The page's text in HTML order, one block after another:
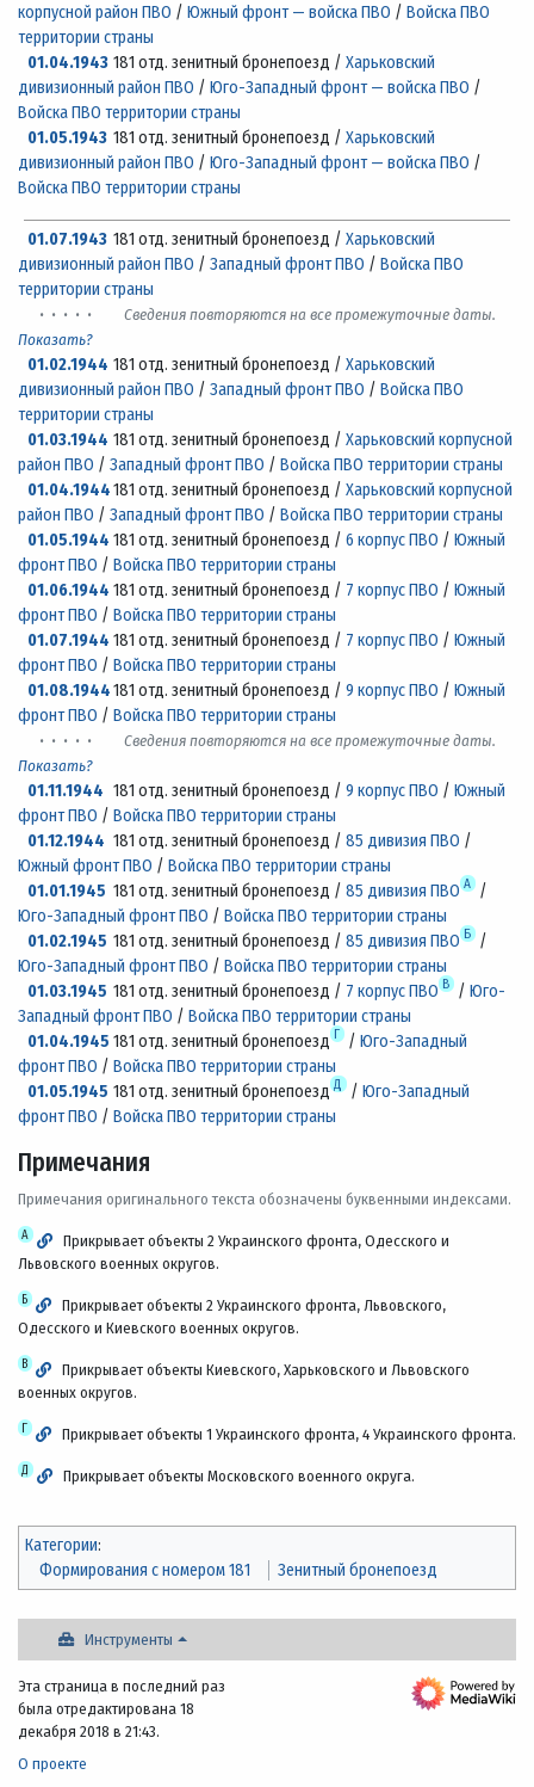
корпусной район ПВО / Южный фронт — войска ПВО / Войска ПВО
территории страны
01.04.1943181 отд. зенитный бронепоезд /Харьковский
дивизионный район ПВО / Юго-Западный фронт — войска ПВО /
Войска ПВО территории страны
01.05.1943181 отд. зенитный бронепоезд /Харьковский
дивизионный район ПВО / Юго-Западный фронт — войска ПВО /
Войска ПВО территории страны
01.07.1943181 отд. зенитный бронепоезд /Харьковский
дивизионный район ПВО / Западный фронт ПВО / Войска ПВО
территории страны
· · · · ·
Сведения повторяются на все промежуточные даты.
Показать?
01.02.1944181 отд. зенитный бронепоезд /Харьковский
дивизионный район ПВО / Западный фронт ПВО / Войска ПВО
территории страны
01.03.1944181 отд. зенитный бронепоезд /Харьковский корпусной
район ПВО / Западный фронт ПВО / Войска ПВО территории страны
01.04.1944181 отд. зенитный бронепоезд /Харьковский корпусной
район ПВО / Западный фронт ПВО / Войска ПВО территории страны
01.05.1944181 отд. зенитный бронепоезд /6 корпус ПВО /Южный
фронт ПВО / Войска ПВО территории страны
01.06.1944181 отд. зенитный бронепоезд / 7 корпус ПВО /Южный
фронт ПВО / Войска ПВО территории страны
01.07.1944181 отд. зенитный бронепоезд / 7 корпус ПВО /Южный
фронт ПВО / Войска ПВО территории страны
01.08.1944181 отд. зенитный бронепоезд /9 корпус ПВО /Южный
фронт ПВО / Войска ПВО территории страны
· · · · ·
Сведения повторяются на все промежуточные даты.
Показать?
01.11.1944 181 отд. зенитный бронепоезд /9 корпус ПВО /Южный
фронт ПВО / Войска ПВО территории страны
01.12.1944181 отд. зенитный бронепоезд /85 дивизия ПВО /
Южный фронт ПВО / Войска ПВО территории страны
01.01.1945181 отд. зенитный бронепоезд /85 дивизия ПВО А
/
Юго-Западный фронт ПВО / Войска ПВО территории страны
01.02.1945181 отд. зенитный бронепоезд /85 дивизия ПВО Б
/
Юго-Западный фронт ПВО / Войска ПВО территории страны
01.03.1945181 отд. зенитный бронепоезд / 7 корпус ПВО В /Юго-
Западный фронт ПВО / Войска ПВО территории страны
01.04.1945181 отд. зенитный бронепоезд Г /Юго-Западный
фронт ПВО / Войска ПВО территории страны
01.05.1945181 отд. зенитный бронепоезд Д /Юго-Западный
фронт ПВО / Войска ПВО территории страны
Примечания
Примечания оригинального текста обозначены буквенными индексами.
А
Прикрывает объекты 2 Украинского фронта, Одесского и
Львовского военных округов.
Б
Прикрывает объекты 2 Украинского фронта, Львовского,
Одесского и Киевского военных округов.
В
Прикрывает объекты Киевского, Харьковского и Львовского
военных округов.
Г Прикрывает объекты 1 Украинского фронта, 4 Украинского фронта.
Д Прикрывает объекты Московского военного округа.
Категории:
Формирования с номером 181
Зенитный бронепоезд
Инструменты
Эта страница в последний раз
была отредактирована 18
декабря 2018 в 21:43.
О проекте